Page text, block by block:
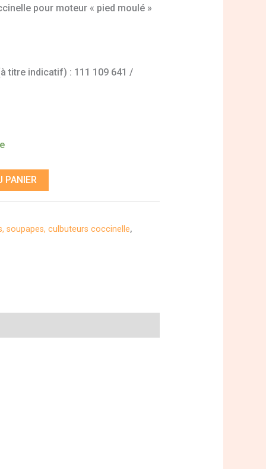
pour moteur « pied moulé »
titre indicatif) : 111 109 641 /
PANIER
soupapes, culbuteurs coccinelle,